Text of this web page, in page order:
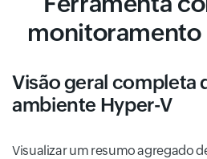
monitoramento
Visão geral completa
ambiente Hyper-V
Visualizar um resumo agregado